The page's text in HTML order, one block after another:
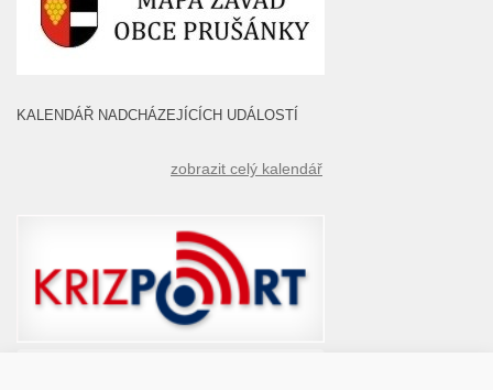
KALENDÁŘ NADCHÁZEJÍCÍCH UDÁLOSTÍ
zobrazit celý kalendář